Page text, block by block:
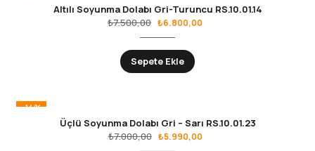
Altılı Soyunma Dolabı Gri-Turuncu RS.10.01.14
₺7.500,00 ₺6.800,00
Sepete Ekle
-14%
Üçlü Soyunma Dolabı Gri – Sarı RS.10.01.23
₺7.000,00 ₺5.990,00